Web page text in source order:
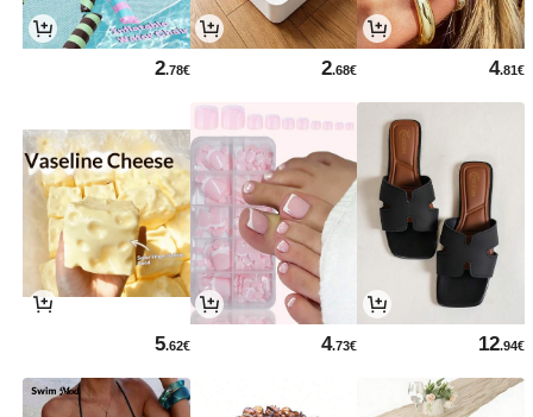
4.81€
2.68€
2.78€
12.94€
4.73€
5.62€